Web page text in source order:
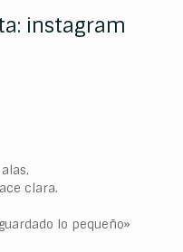
instagram
clara.
lo pequeño»